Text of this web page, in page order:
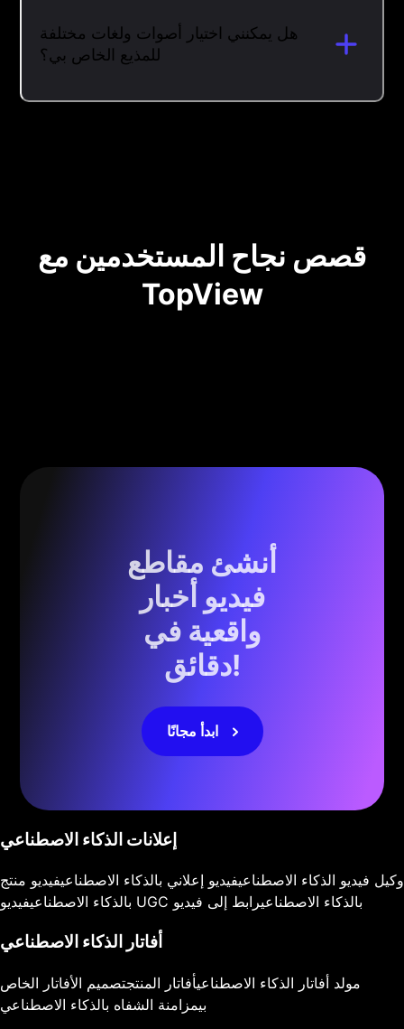
هل يمكنني اختيار أصوات ولغات مختلفة
للمذيع الخاص بي؟
قصص نجاح المستخدمين مع
TopView
أنشئ مقاطع
فيديو أخبار
واقعية في
دقائق!
ابدأ مجانًا
إعلانات الذكاء الاصطناعي
وكيل فيديو الذكاء الاصطناعيفيديو إعلاني بالذكاء الاصطناعيفيديو منتج
بالذكاء الاصطناعي
فيديو UGC بالذكاء الاصطناعيرابط إلى فيديو
أفاتار الذكاء الاصطناعي
مولد أفاتار الذكاء الاصطناعيأفاتار المنتجتصميم الأفاتار الخاص
بيمزامنة الشفاه بالذكاء الاصطناعي